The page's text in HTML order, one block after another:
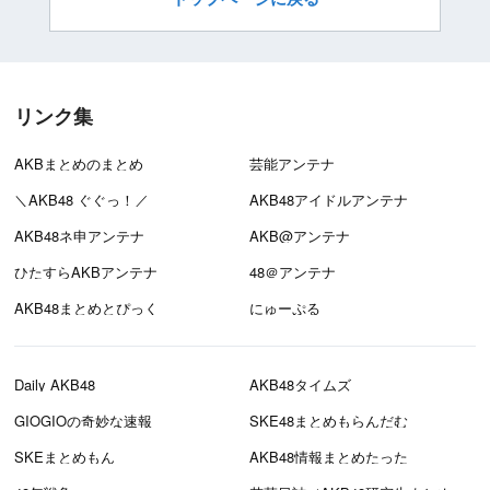
リンク集
AKBまとめのまとめ
芸能アンテナ
＼AKB48 ぐぐっ！／
AKB48アイドルアンテナ
AKB48ネ申アンテナ
AKB@アンテナ
ひたすらAKBアンテナ
48＠アンテナ
AKB48まとめとぴっく
にゅーぷる
Daily AKB48
AKB48タイムズ
GIOGIOの奇妙な速報
SKE48まとめもらんだむ
SKEまとめもん
AKB48情報まとめたった